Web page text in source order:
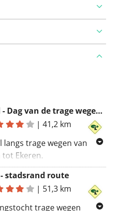
Flirten met de stadsrand - Dag van de trage wegen 2019
|41,2 km
langs trage wegen van
Ekeren.
antwerpen
met Stad
en Regionaal Landschap
stadsrand route
| 51,3 km
trage wegen